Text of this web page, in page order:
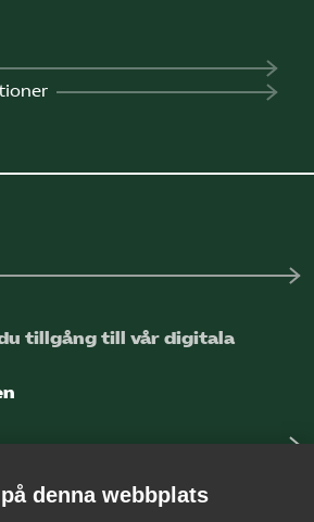
tillgång till vår digitala
denna webbplats